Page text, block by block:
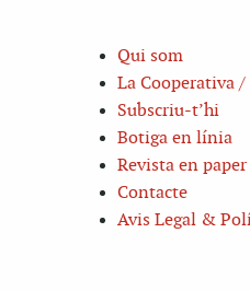
Qui som
La Cooperativa /
Subscriu-t’hi
Botiga en línia
Revista en paper
Contacte
Avis Legal &